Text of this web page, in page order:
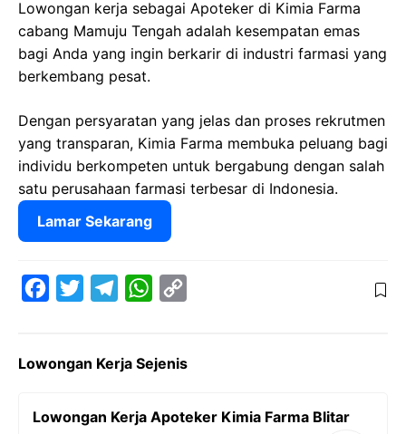
Lowongan kerja sebagai Apoteker di Kimia Farma
cabang Mamuju Tengah adalah kesempatan emas
bagi Anda yang ingin berkarir di industri farmasi yang
berkembang pesat.
Dengan persyaratan yang jelas dan proses rekrutmen
yang transparan, Kimia Farma membuka peluang bagi
individu berkompeten untuk bergabung dengan salah
satu perusahaan farmasi terbesar di Indonesia.
Lamar Sekarang
e
o
t
e
e
r
W
t
A
y
i
Lowongan Kerja Sejenis
Lowongan Kerja Apoteker Kimia Farma Blitar